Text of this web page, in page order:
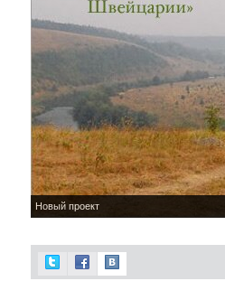
Новый проект